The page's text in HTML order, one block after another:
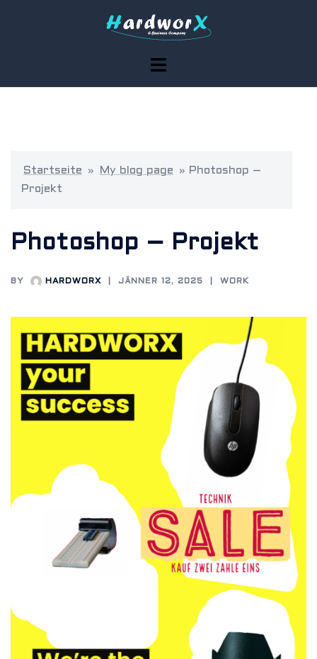
Toggle
Startseite » My blog page » Photoshop –
Projekt
Photoshop – Projekt
BY HARDWORX JÄNNER 12, 2025 WORK